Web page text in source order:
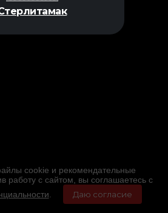
cookie и рекомендательные
работу с сайтом, вы соглашаетесь с
Даю согласие